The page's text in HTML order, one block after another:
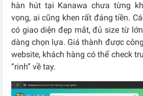
hàn hút tại Kanawa chưa từng
vọng, ai cũng khen rất đáng tiền.
có giao diện đẹp mắt, đủ size từ
dàng chọn lựa. Giá thành được
website, khách hàng có thể check
“rinh” về tay.